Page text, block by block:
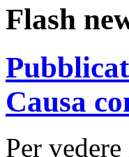
Flash
Causa
Per